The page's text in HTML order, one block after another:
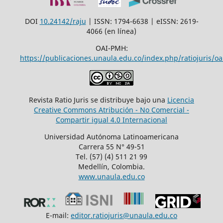
DOI 10.24142/raju | ISSN: 1794-6638 | eISSN: 2619-
4066 (en línea)
OAI-PMH:
https://publicaciones.unaula.edu.co/index.php/ratiojuris/
Revista Ratio Juris se distribuye bajo una Licencia
Creative Commons Atribución - No Comercial -
Compartir igual 4.0 Internacional
Universidad Autónoma Latinoamericana
Carrera 55 N° 49-51
Tel. (57) (4) 511 21 99
Medellín, Colombia.
www.unaula.edu.co
E-mail: editor.ratiojuris@unaula.edu.co